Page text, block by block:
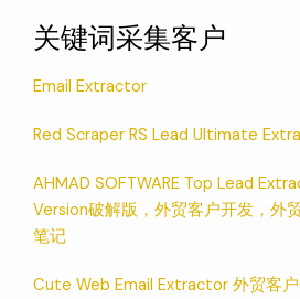
关键词采集客户
Email Extractor
Red Scraper RS Lead Ultimate
AHMAD SOFTWARE Top Lead
Version破解版，外贸客户开发，外
笔记
Cute Web Email Extractor 外贸客